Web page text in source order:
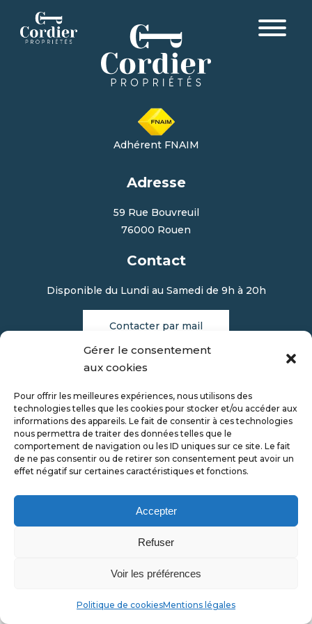
Gérer le consentement
aux cookies
Pour offrir les meilleures expériences, nous utilisons des
technologies telles que les cookies pour stocker et/ou accéder aux
informations des appareils. Le fait de consentir à ces technologies
nous permettra de traiter des données telles que le
comportement de navigation ou les ID uniques sur ce site. Le fait
de ne pas consentir ou de retirer son consentement peut avoir un
effet négatif sur certaines caractéristiques et fonctions.
Accepter
Refuser
Voir les préférences
Politique de cookiesMentions légales
Adhérent FNAIM
Adresse
59 Rue Bouvreuil
76000 Rouen
Contact
Disponible du Lundi au Samedi de 9h à 20h
Contacter par mail
Nous suivre
Pour profiter d’un temps d’avance sur la publication
de toutes nos offres, rejoignez- nous sur les réseaux
sociaux
© 2026 Cordier Propriétés |Mentions légales